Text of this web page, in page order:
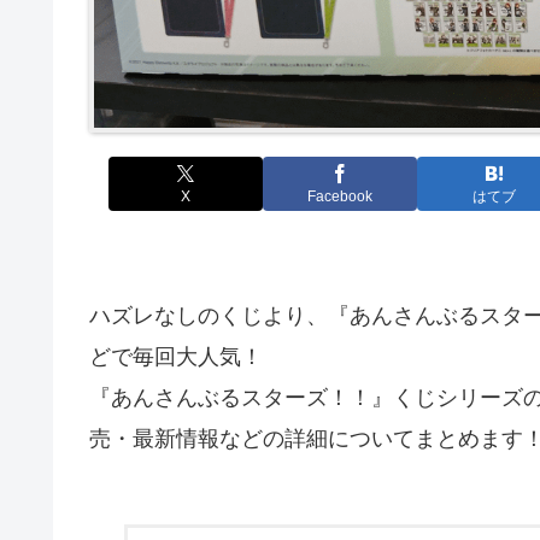
X Facebook はてブ
ハズレなしのくじより、『あんさんぶるスタ
どで毎回大人気！
『あんさんぶるスターズ！！』くじシリー
売・最新情報などの詳細についてまとめます